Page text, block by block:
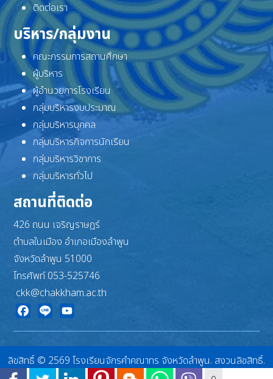
ติดต่อเรา
บริหาร/กลุ่มงาน
คณะกรรมการสถานศึกษา
ผู้บริหาร
ผู้อำนวยการโรงเรียน
กลุ่มบริหารงบประมาณ
กลุ่มบริหารบุคคล
กลุ่มบริหารกิจการนักเรียน
กลุ่มบริหารวิชาการ
กลุ่มบริหารทั่วไป
สถานที่ติดต่อ
426 ถนน เจริญราษฎร์
ตำบลในเมือง อำเภอเมืองลำพูน
จังหวัดลำพูน 51000
โทรศัพท์ 053-525746
ckk@chakkham.ac.th
ลิขสิทธิ์ © 2569 โรงเรียนจักรคำคณาทร จังหวัดลำพูน. สงวนลิขสิทธิ์.